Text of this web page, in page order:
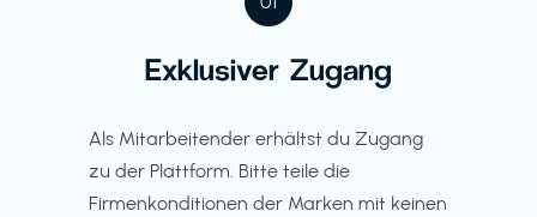
Exklusiver Zugang
Als Mitarbeitender erhältst du Zugang
zu der Plattform. Bitte teile die
Firmenkonditionen der Marken mit keinen